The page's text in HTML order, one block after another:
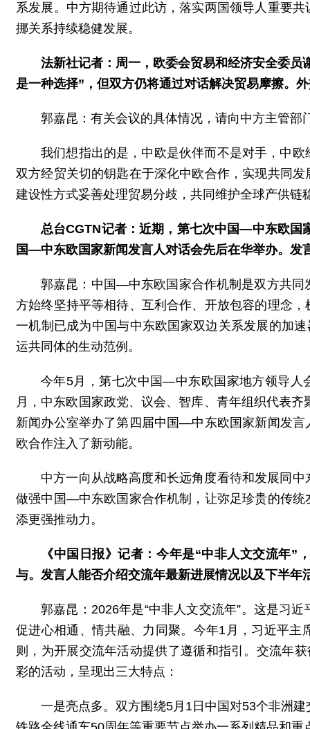
系发展。中方期待通过此访，落实两国领导人重要
挪关系持续稳健发展。
法新社记者：周一，欧委会贸易和经济安全委
是一种选择”，但双方仍将通过对话解决贸易摩擦。
郭嘉昆：有关会议的具体情况，请向中方主管部
我们想指出的是，中欧是伙伴而不是对手，中
双方经贸关切的钥匙在于深化中欧合作，实现共同
建设性方式妥善处理贸易分歧，共同维护全球产供链
总台CGTN记者：近期，第七次中国—中东欧国
国—中东欧国家新闻发言人对话会先后在华举办。
郭嘉昆：中国—中东欧国家合作机制是双方共同
方始终坚持平等相待、互利合作、开放包容的理念
一机制已成为中国与中东欧国家双边关系发展的加
运共同体的生动范例。
今年5月，第七次中国—中东欧国家地方领导人
月，中东欧国家政党、议会、智库、青年组织代表
新闻办公室举办了第四届中国—中东欧国家新闻发
欧合作注入了新动能。
中方一向从战略高度和长远角度看待和发展同
做强中国—中东欧国家合作机制，让弥足珍贵的传
添更强推动力。
《中国日报》记者：今年是“中非人文交流年
与。发言人能否介绍交流年最新进展情况以及下半年
郭嘉昆：2026年是“中非人文交流年”。这是习
促进心相通、情共融、力同聚。今年1月，习近平
则，为开展交流年活动提供了遵循和指引。交流年
彩的活动，呈现出三大特点：
一是亮点多。双方围绕5月1日中国对53个非洲